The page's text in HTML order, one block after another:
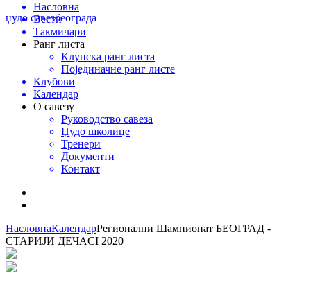
џудо савезбеограда
Насловна
Вести
Такмичари
Ранг листа
Клупска ранг листа
Појединачне ранг листе
Клубови
Календар
О савезу
Руководство савеза
Џудо школице
Тренери
Документи
Контакт
НасловнаКалендарРегионални Шампионат БЕОГРАД -
СТАРИЈИ ДЕЧАCI 2020